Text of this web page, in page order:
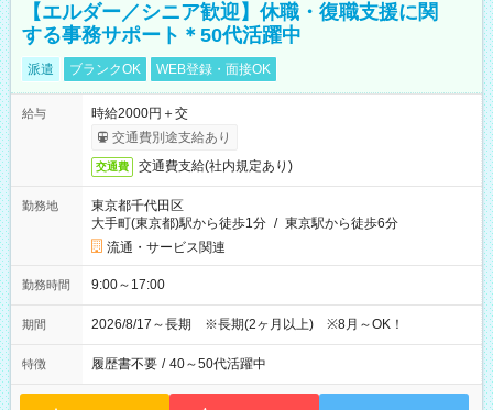
【エルダー／シニア歓迎】休職・復職支援に関
する事務サポート＊50代活躍中
派遣 ブランクOK WEB登録・面接OK
給与
時給2000円＋交
交通費別途支給あり
交通費 交通費支給(社内規定あり)
勤務地
東京都千代田区
大手町(東京都)駅から徒歩1分 / 東京駅から徒歩6分
流通・サービス関連
勤務時間 9:00～17:00
期間 2026/8/17～長期 ※長期(2ヶ月以上) ※8月～OK！
特徴 履歴書不要 / 40～50代活躍中